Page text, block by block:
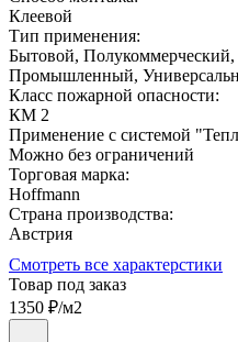
Клеевой
Тип применения:
Бытовой,
Промышленный,
Класс пожарной опасности:
КМ 2
Применение с системой
Можно без ограничений
Торговая марка:
Hoffmann
Страна производства:
Австрия
Смотреть все характерстики
Товар под заказ
1350 ₽/м2